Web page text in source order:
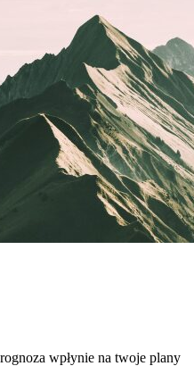
wpłynie na twoje plany